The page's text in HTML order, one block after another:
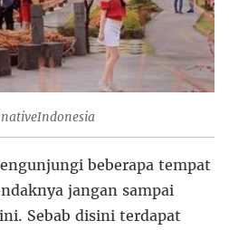
beberapa tempat
jangan sampai
Sebab disini terdapat